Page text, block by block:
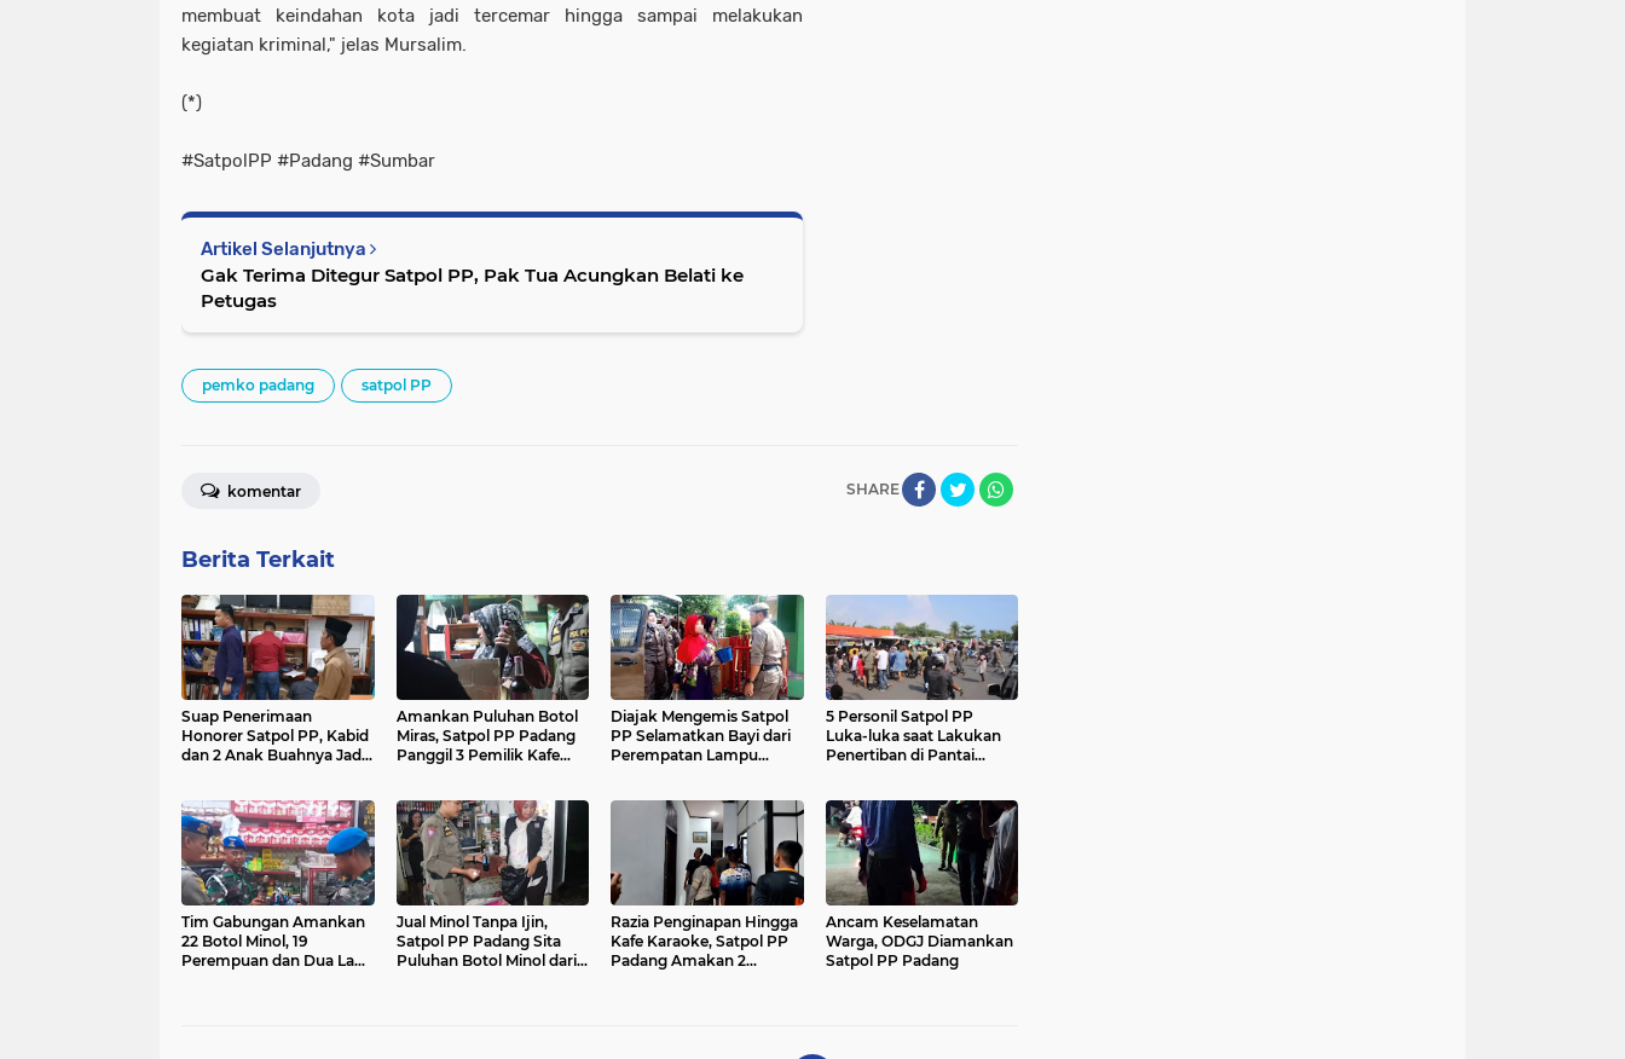
membuat keindahan kota jadi tercemar hingga sampai melakukan
kegiatan kriminal," jelas Mursalim.
(*)
#SatpolPP #Padang #Sumbar
Artikel Selanjutnya
Gak Terima Ditegur Satpol PP, Pak Tua Acungkan Belati ke
Petugas
pemko padang satpol PP
SHARE
komentar
Berita Terkait
Suap Penerimaan
Honorer Satpol PP, Kabid
dan 2 Anak Buahnya Jadi
Amankan Puluhan Botol
Miras, Satpol PP Padang
Panggil 3 Pemilik Kafe
Diajak Mengemis Satpol
PP Selamatkan Bayi dari
Perempatan Lampu
5 Personil Satpol PP
Luka-luka saat Lakukan
Penertiban di Pantai
Tim Gabungan Amankan
22 Botol Minol, 19
Perempuan dan Dua Laki-
Jual Minol Tanpa Ijin,
Satpol PP Padang Sita
Puluhan Botol Minol dari
Razia Penginapan Hingga
Kafe Karaoke, Satpol PP
Padang Amakan 2
Ancam Keselamatan
Warga, ODGJ Diamankan
Satpol PP Padang